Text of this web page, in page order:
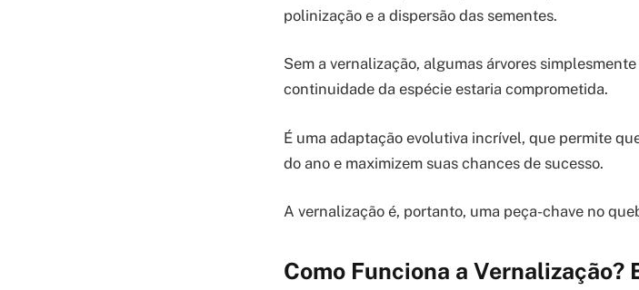
polinização e a dispersão das sementes.
Sem a vernalização, algumas árvores
continuidade da espécie estaria comprometida.
É uma adaptação evolutiva incrível, que permite
do ano e maximizem suas chances de sucesso.
A vernalização é, portanto, uma peça-chave no
Como Funciona a Vernalização?